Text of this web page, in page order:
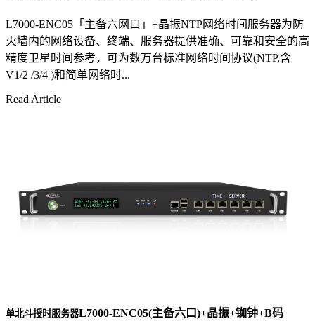
L7000-ENC05「主备六网口」+晶振NTP网络时间服务器为防
火墙内的网络设备、终端、服务器提供准确、可靠和安全的高
精度卫星时间参考，可为数万台标准网络时间协议(NTP,含
V1/2 /3/4 )和简单网络时...
Read Article
单北斗授时服务器L7000-ENC05(主备六口)+晶振+铷钟+B码